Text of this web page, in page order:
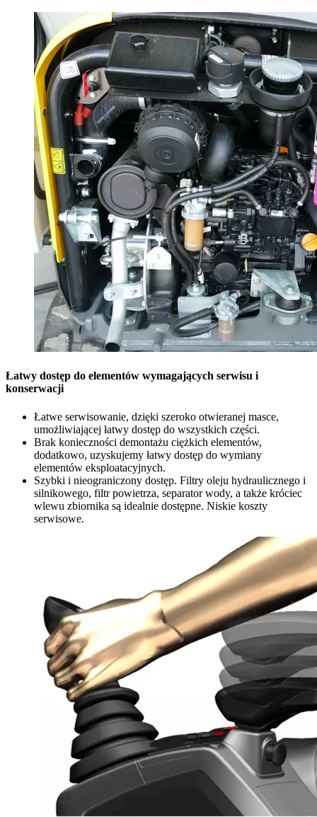
Łatwy dostęp do elementów wymagających serwisu i
konserwacji
Łatwe serwisowanie, dzięki szeroko otwieranej masce,
umożliwiającej łatwy dostęp do wszystkich części.
Brak konieczności demontażu ciężkich elementów,
dodatkowo, uzyskujemy łatwy dostęp do wymiany
elementów eksploatacyjnych.
Szybki i nieograniczony dostęp. Filtry oleju hydraulicznego i
silnikowego, filtr powietrza, separator wody, a także króciec
wlewu zbiornika są idealnie dostępne. Niskie koszty
serwisowe.